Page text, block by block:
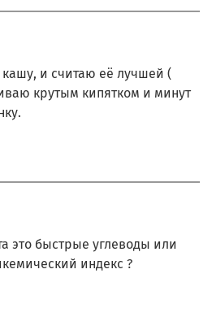
кашу, и считаю её лучшей (
крутым кипятком и минут
это быстрые углеводы или
индекс ?